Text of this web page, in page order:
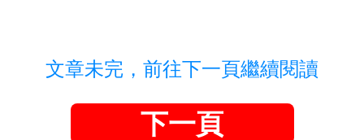
文章未完，前往下一頁繼續閱讀
下一頁